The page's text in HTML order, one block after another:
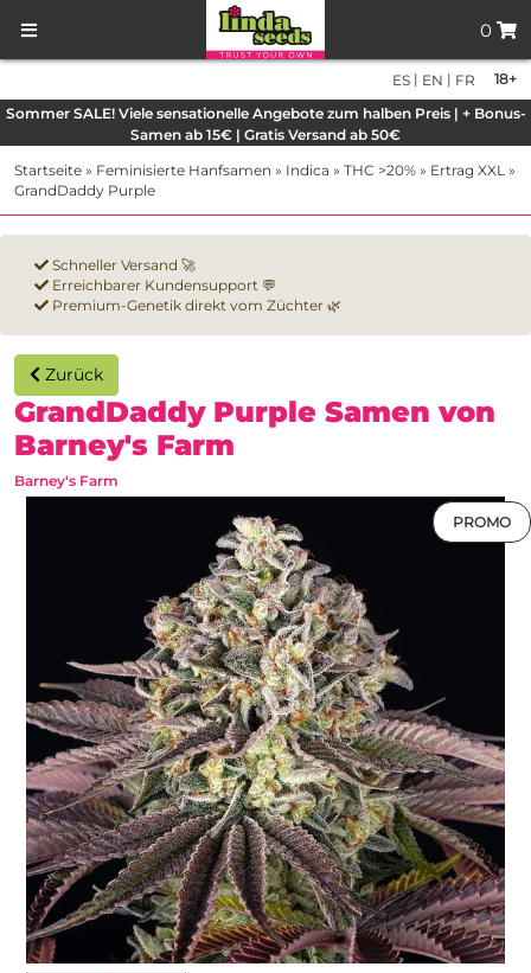
0
18+
ES | EN | FR
Sommer SALE! Viele sensationelle Angebote zum halben Preis | + Bonus-
Samen ab 15€ | Gratis Versand ab 50€
Startseite » Feminisierte Hanfsamen » Indica » THC >20% » Ertrag XXL »
GrandDaddy Purple
Schneller Versand 🚀
Erreichbarer Kundensupport 💬
Premium-Genetik direkt vom Züchter 🌿
Zurück
GrandDaddy Purple Samen von
Barney's Farm
Barney's Farm
PROMO